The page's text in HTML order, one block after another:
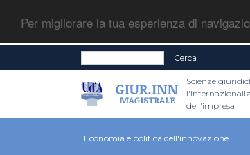
Per migliorare la tua esperienza di
Cerca
Scienze
dell'impresa
Economia e politica dell'innovazione